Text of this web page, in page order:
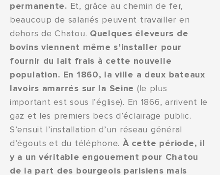
permanente. Et, grâce au chemin de fer,
beaucoup de salariés peuvent travailler en
dehors de Chatou. Quelques éleveurs de
bovins viennent même s’installer pour
fournir du lait frais à cette nouvelle
population. En 1860, la ville a deux bateaux
lavoirs amarrés sur la Seine (le plus
important est sous l’église). En 1866, arrivent le
gaz et les premiers becs d’éclairage public.
S’ensuit l’installation d’un réseau général
d’égouts et du téléphone. À cette période, il
y a un véritable engouement pour Chatou
de la part des bourgeois parisiens mais